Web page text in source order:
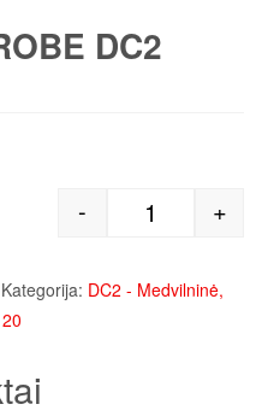
DC2
produkto
- +
Kategorija: DC2 - Medvilninė,